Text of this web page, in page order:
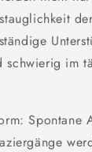
schwierig im
Spontane